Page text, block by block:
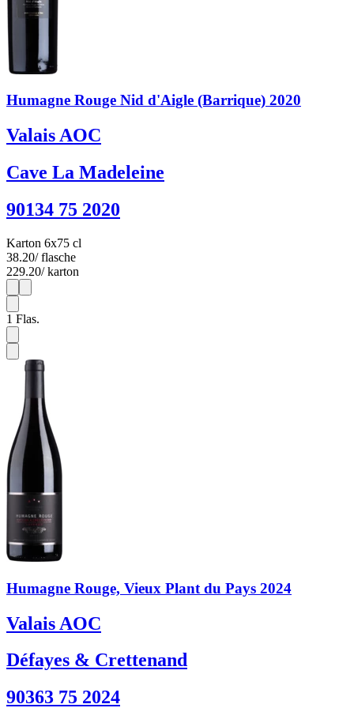
Humagne Rouge Nid d'Aigle (Barrique) 2020
Valais AOC
Cave La Madeleine
90134 75 2020
Karton 6x75 cl
38.20/ flasche
229.20/ karton
1
1 Flas.
Humagne Rouge, Vieux Plant du Pays 2024
Valais AOC
Défayes & Crettenand
90363 75 2024